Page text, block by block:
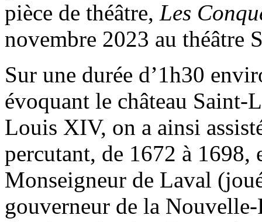
pièce de théâtre, Les
novembre 2023 au théâtre
Sur une durée d’1h30
évoquant le château Saint-
Louis XIV, on a ainsi
percutant, de 1672 à 1698,
Monseigneur de Laval
gouverneur de la